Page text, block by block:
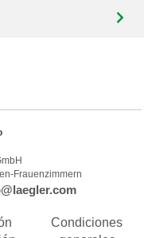
Frauenzimmern
Condiciones